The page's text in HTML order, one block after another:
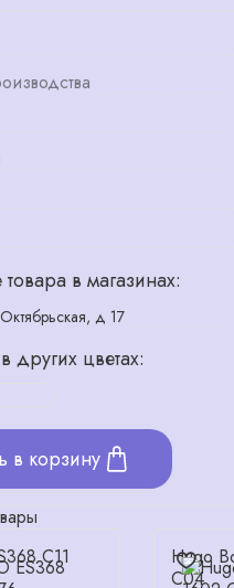
в магазинах:
д 17
других цветах:
в корзину
C11
Hugo
C04